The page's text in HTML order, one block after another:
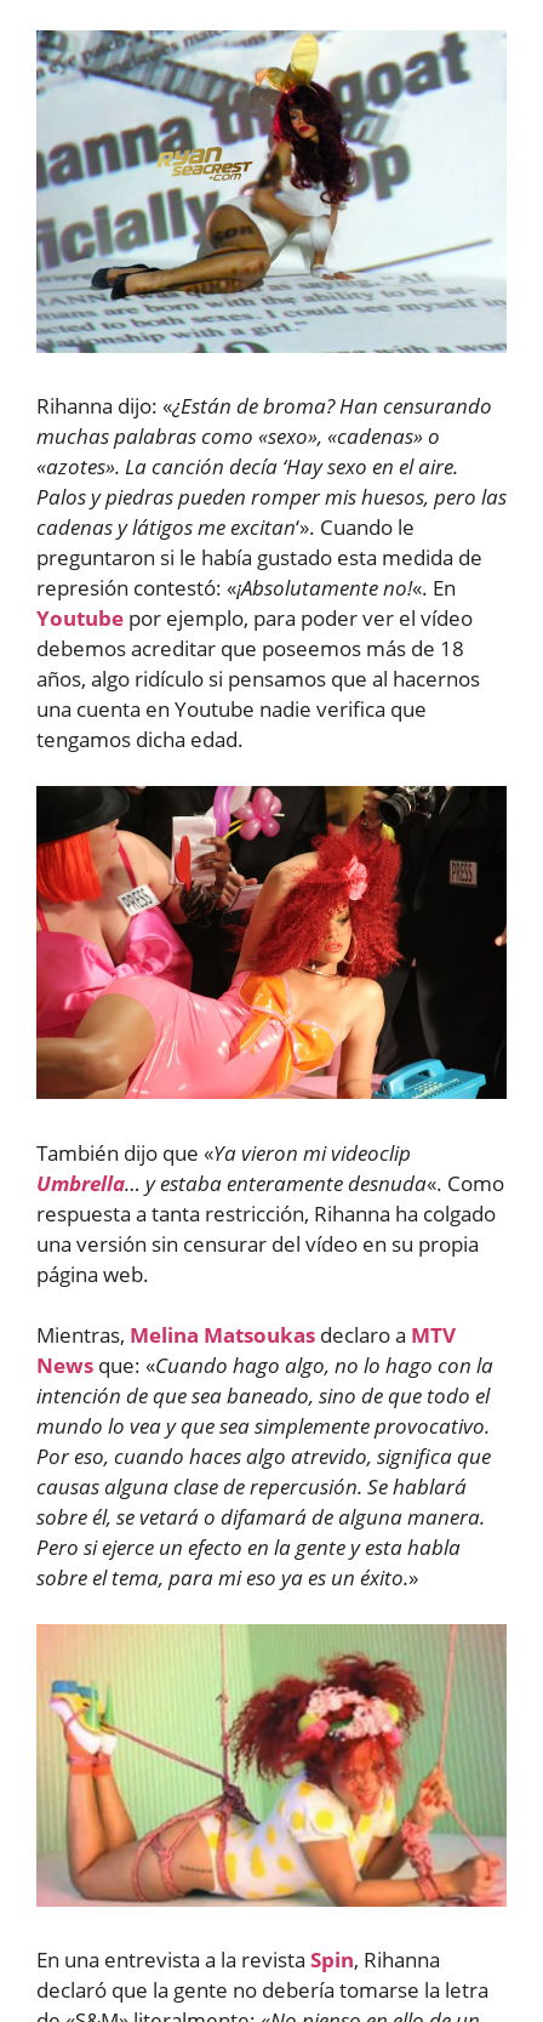
Rihanna dijo: «¿Están de broma? Han censurando
muchas palabras como «sexo», «cadenas» o
«azotes». La canción decía ‘Hay sexo en el aire.
Palos y piedras pueden romper mis huesos, pero las
cadenas y látigos me excitan‘». Cuando le
preguntaron si le había gustado esta medida de
represión contestó: «¡Absolutamente no!«. En
Youtube por ejemplo, para poder ver el vídeo
debemos acreditar que poseemos más de 18
años, algo ridículo si pensamos que al hacernos
una cuenta en Youtube nadie verifica que
tengamos dicha edad.
También dijo que «Ya vieron mi videoclip
Umbrella… y estaba enteramente desnuda«. Como
respuesta a tanta restricción, Rihanna ha colgado
una versión sin censurar del vídeo en su propia
página web.
Mientras, Melina Matsoukas declaro a MTV
News que: «Cuando hago algo, no lo hago con la
intención de que sea baneado, sino de que todo el
mundo lo vea y que sea simplemente provocativo.
Por eso, cuando haces algo atrevido, significa que
causas alguna clase de repercusión. Se hablará
sobre él, se vetará o difamará de alguna manera.
Pero si ejerce un efecto en la gente y esta habla
sobre el tema, para mi eso ya es un éxito.»
En una entrevista a la revista Spin, Rihanna
declaró que la gente no debería tomarse la letra